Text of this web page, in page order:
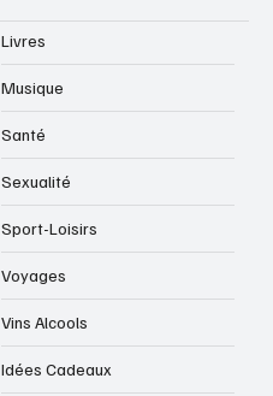
Livres
Musique
Santé
Sexualité
Sport-Loisirs
Voyages
Vins Alcools
Idées Cadeaux